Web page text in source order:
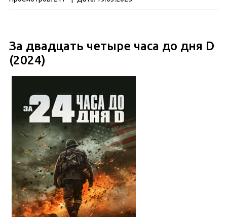
За двадцать четыре часа до дня D
(2024)